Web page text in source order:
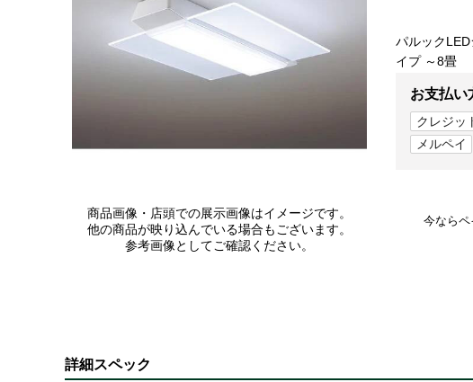
商品画像・店頭での展示画像はイメージです。
他の商品が映り込んでいる場合もございます。
参考画像としてご確認ください。
パルック
イプ ～8畳
お支払い
クレジッ
メルペイ
今なら
詳細スペック